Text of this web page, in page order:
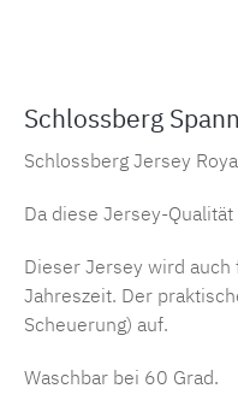
Schlossberg
Schlossberg Jersey
Da diese Jersey-
Dieser Jersey wird
Jahreszeit. Der
Scheuerung) auf.
Waschbar bei 60 Grad.